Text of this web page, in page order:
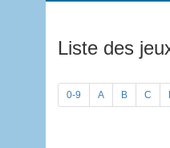
Liste des
0-9 A B C